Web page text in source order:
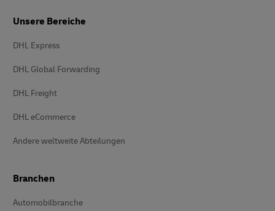
Unsere Bereiche
DHL Express
DHL Global Forwarding
DHL Freight
DHL eCommerce
Andere weltweite Abteilungen
Branchen
Automobilbranche